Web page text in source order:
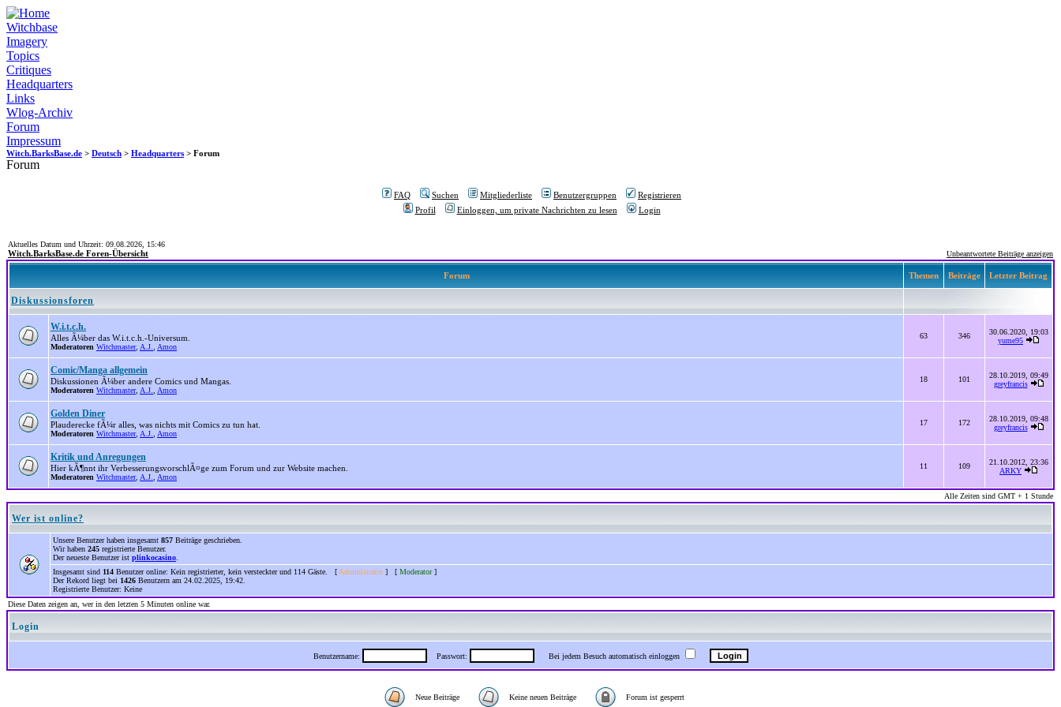
Witchbase
Imagery
Topics
Critiques
Headquarters
Links
Wlog-Archiv
Forum
Impressum
Witch.BarksBase.de > Deutsch > Headquarters > Forum
Forum
FAQ Suchen Mitgliederliste Benutzergruppen
Registrieren
Profil
Einloggen, um private Nachrichten zu lesen Login
Aktuelles Datum und Uhrzeit: 09.08.2026, 15:46
Witch.BarksBase.de Foren-Übersicht Unbeantwortete Beiträge anzeigen
Forum Themen Beiträge Letzter Beitrag
Diskussionsforen
W.i.t.c.h.
Alles Ã¼ber das W.i.t.c.h.-Universum.
Moderatoren Witchmaster, A.J. Amon
63 346
30.06.2020, 19:03
yume95
Comic/Manga allgemein
Diskussionen Ã¼ber andere Comics und Mangas.
Moderatoren Witchmaster, A.J. Amon
18 101
28.10.2019, 09:49
greyfrancis
Golden Diner
Plauderecke fÃ¼r alles, was nichts mit Comics zu tun hat.
Moderatoren Witchmaster, A.J. Amon
17 172
28.10.2019, 09:48
greyfrancis
Kritik und Anregungen
Hier kÃ¶nnt ihr VerbesserungsvorschlÃ¤ge zum Forum und zur Website machen.
Moderatoren Witchmaster, A.J. Amon
11 109
21.10.2012, 23:36
ARKY
Alle Zeiten sind GMT + 1 Stunde
Wer ist online?
Unsere Benutzer haben insgesamt 857 Beiträge geschrieben.
Wir haben 245 registrierte Benutzer.
Der neueste Benutzer ist plinkocasino
Insgesamt sind 114 Benutzer online: Kein registrierter, kein versteckter und 114 Gäste. [ Administrator] [ Moderator]
Der Rekord liegt bei 1426 Benutzern am 24.02.2025, 19:42.
Registrierte Benutzer: Keine
Diese Daten zeigen an, wer in den letzten 5 Minuten online war.
Login
Benutzername: Passwort: Bei jedem Besuch automatisch einloggen
Neue Beiträge Keine neuen Beiträge Forum ist gesperrt